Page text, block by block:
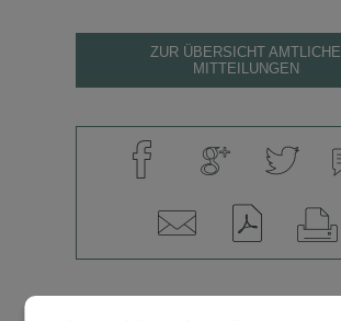
ZUR ÜBERSICHT AMTLICHE
MITTEILUNGEN